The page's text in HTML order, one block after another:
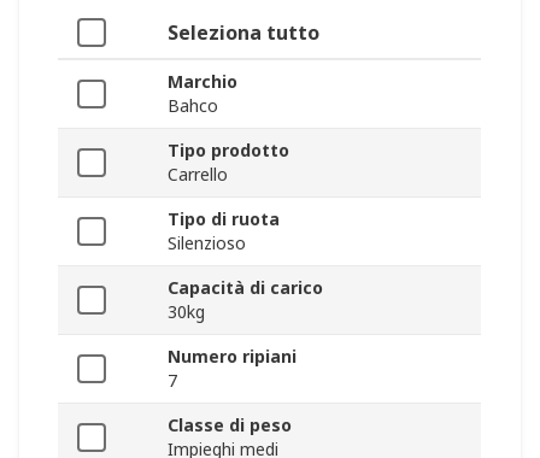
Seleziona tutto
Marchio
Bahco
Tipo prodotto
Carrello
Tipo di ruota
Silenzioso
Capacità di carico
30kg
Numero ripiani
7
Classe di peso
Impieghi medi